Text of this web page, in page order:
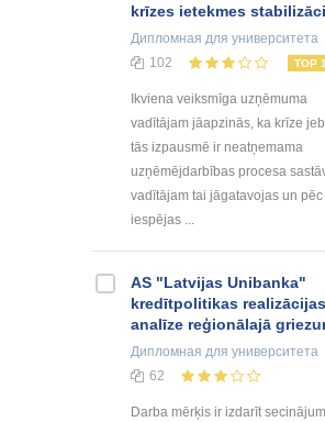
krīzes ietekmes
Дипломная для университета
102
TOP
Ikviena veiksmīga uzņēmuma
vadītājam jāapzinās, ka krīze
tās izpausmē ir neatņemama
uzņēmējdarbības procesa
vadītājam tai jāgatavojas un pēc
iespējas ...
AS "Latvijas Unibanka"
kredītpolitikas realizācijas
analīze reģionālajā
Дипломная для университета
62
Darba mērķis ir izdarīt